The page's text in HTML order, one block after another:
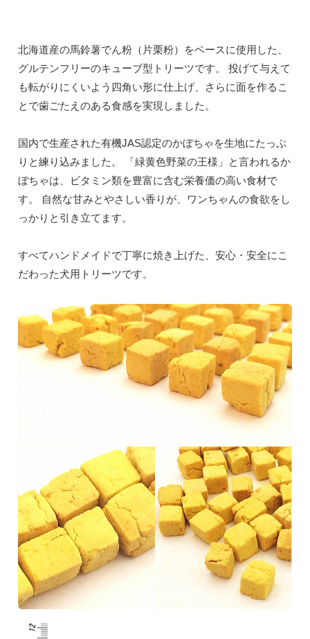
北海道産の馬鈴薯でん粉（片栗粉）をベースに使用した、
グルテンフリーのキューブ型トリーツです。 投げて与えて
も転がりにくいよう四角い形に仕上げ、さらに面を作るこ
とで歯ごたえのある食感を実現しました。
国内で生産された有機JAS認定のかぼちゃを生地にたっぷ
りと練り込みました。 「緑黄色野菜の王様」と言われるか
ぼちゃは、ビタミン類を豊富に含む栄養価の高い食材で
す。 自然な甘みとやさしい香りが、ワンちゃんの食欲をし
っかりと引き立てます。
すべてハンドメイドで丁寧に焼き上げた、安心・安全にこ
だわった犬用トリーツです。